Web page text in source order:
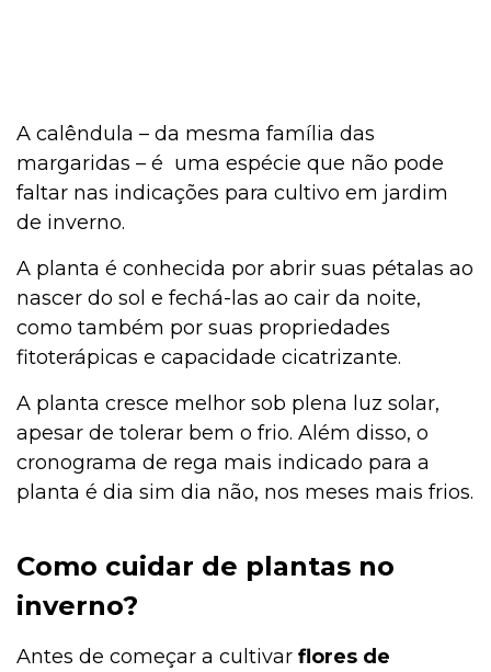
A calêndula – da mesma família das
margaridas – é uma espécie que não pode
faltar nas indicações para cultivo em jardim
de inverno.
A planta é conhecida por abrir suas pétalas ao
nascer do sol e fechá-las ao cair da noite,
como também por suas propriedades
fitoterápicas e capacidade cicatrizante.
A planta cresce melhor sob plena luz solar,
apesar de tolerar bem o frio. Além disso, o
cronograma de rega mais indicado para a
planta é dia sim dia não, nos meses mais frios.
Como cuidar de plantas no
inverno?
Antes de começar a cultivar flores de